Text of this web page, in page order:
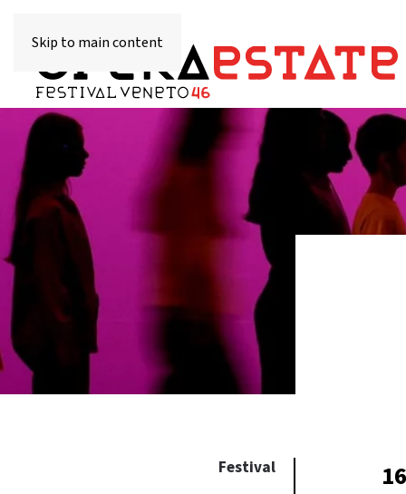
Skip to main content
Festival